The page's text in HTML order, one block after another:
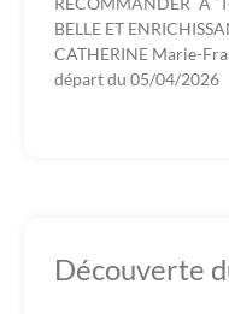
BELLE ET
CATHERINE Marie-
départ du 05/04/2026
Découverte